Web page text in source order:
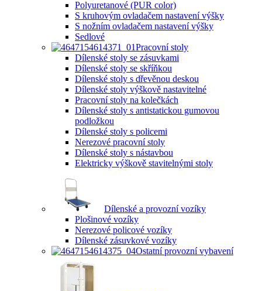
Polyuretanové (PUR color)
S kruhovým ovladačem nastavení výšky
S nožním ovladačem nastavení výšky
Sedlové
Pracovní stoly
Dílenské stoly se zásuvkami
Dílenské stoly se skříňkou
Dílenské stoly s dřevěnou deskou
Dílenské stoly výškově nastavitelné
Pracovní stoly na kolečkách
Dílenské stoly s antistatickou gumovou
podložkou
Dílenské stoly s policemi
Nerezové pracovní stoly
Dílenské stoly s nástavbou
Elektricky výškově stavitelnými stoly
Dílenské a provozní vozíky
Plošinové vozíky
Nerezové policové vozíky
Dílenské zásuvkové vozíky
Ostatní provozní vybavení